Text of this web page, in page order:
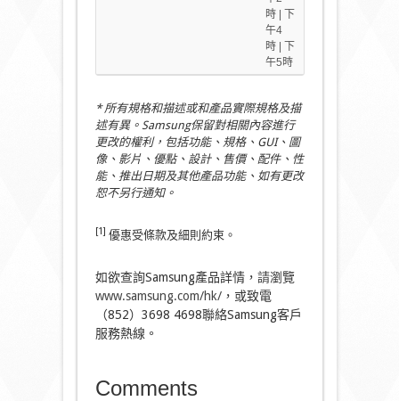
時 | 下
午4
時 | 下
午5時
*所有規格和描述或和產品實際規格及描
述有異。 Samsung保留對相關內容進行
更改的權利，包括功能、規格、 GUI、圖
像、影片、優點、設計、售價、配件、性
能、推出日期及其他產品功能、如有更改
恕不另行通知。
[1] 優惠受條款及細則約束。
如欲查詢Samsung產品詳情， 請瀏覽
www.samsung.com/hk/，或致電
（852）3698 4698聯絡Samsung客戶
服務熱線。
Comments